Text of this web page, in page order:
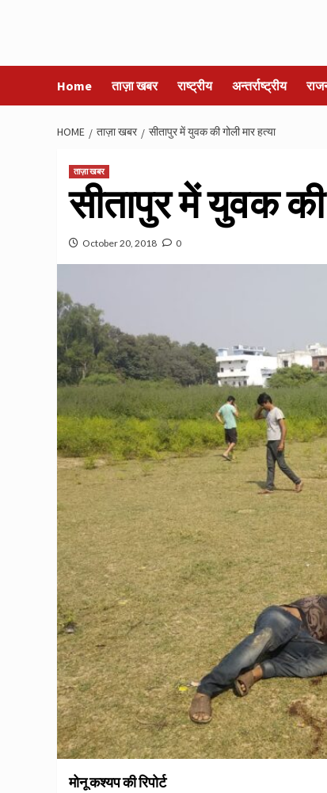
Home ताज़ा खबर राष्ट्रीय अन्तर्राष्ट्रीय
HOME ताज़ा खबर सीतापुर में युवक की गोली मार हत्या
ताज़ा खबर
सीतापुर में युवक की
October 20, 2018 0
मोनू कश्यप की रिपोर्ट